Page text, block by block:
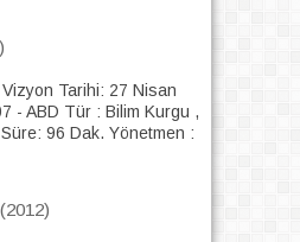
Tarihi: 27 Nisan
- ABD Tür : Bilim Kurgu ,
96 Dak. Yönetmen :